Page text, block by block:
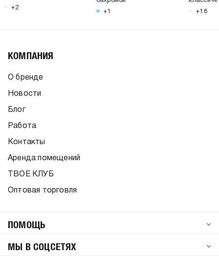
+2
+1 +18
КОМПАНИЯ
О бренде
Новости
Блог
Работа
Контакты
Аренда помещений
ТВОЕ КЛУБ
Оптовая торговля
ПОМОЩЬ
МЫ В СОЦСЕТЯХ